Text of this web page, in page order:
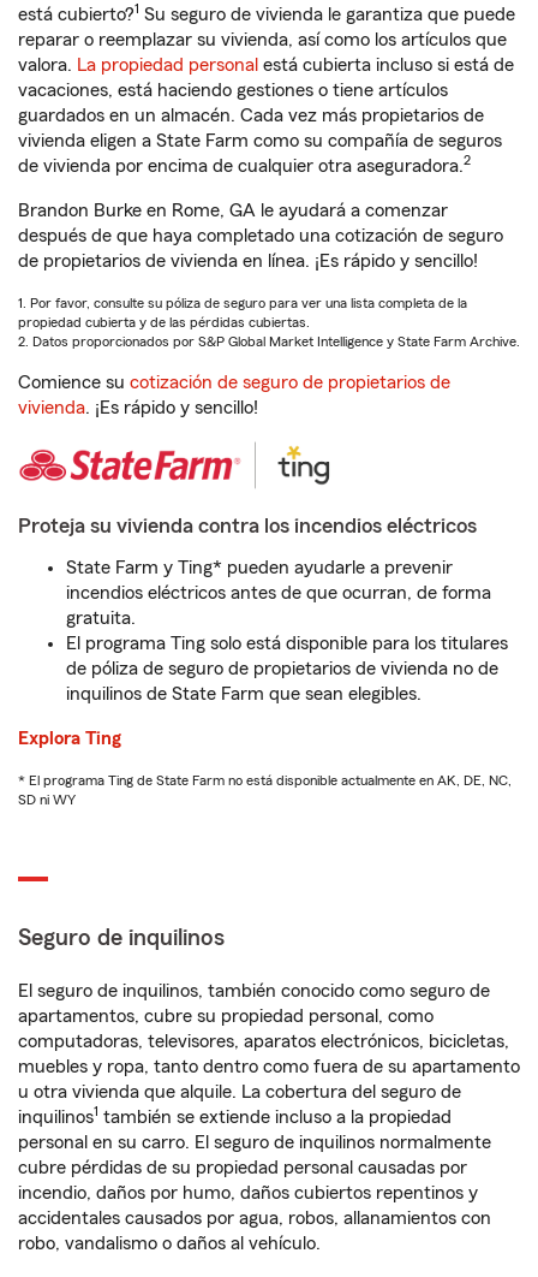
está cubierto?1 Su seguro de vivienda le garantiza que puede
reparar o reemplazar su vivienda, así como los artículos que
valora. La propiedad personal está cubierta incluso si está de
vacaciones, está haciendo gestiones o tiene artículos
guardados en un almacén. Cada vez más propietarios de
vivienda eligen a State Farm como su compañía de seguros
de vivienda por encima de cualquier otra aseguradora.2
Brandon Burke en Rome, GA le ayudará a comenzar
después de que haya completado una cotización de seguro
de propietarios de vivienda en línea. ¡Es rápido y sencillo!
1. Por favor, consulte su póliza de seguro para ver una lista completa de la
propiedad cubierta y de las pérdidas cubiertas.
2. Datos proporcionados por S&P Global Market Intelligence y State Farm Archive.
Comience su cotización de seguro de propietarios de
vivienda. ¡Es rápido y sencillo!
Proteja su vivienda contra los incendios eléctricos
State Farm y Ting* pueden ayudarle a prevenir
incendios eléctricos antes de que ocurran, de forma
gratuita.
El programa Ting solo está disponible para los titulares
de póliza de seguro de propietarios de vivienda no de
inquilinos de State Farm que sean elegibles.
Explora Ting
* El programa Ting de State Farm no está disponible actualmente en AK, DE, NC,
SD ni WY
Seguro de inquilinos
El seguro de inquilinos, también conocido como seguro de
apartamentos, cubre su propiedad personal, como
computadoras, televisores, aparatos electrónicos, bicicletas,
muebles y ropa, tanto dentro como fuera de su apartamento
u otra vivienda que alquile. La cobertura del seguro de
inquilinos1 también se extiende incluso a la propiedad
personal en su carro. El seguro de inquilinos normalmente
cubre pérdidas de su propiedad personal causadas por
incendio, daños por humo, daños cubiertos repentinos y
accidentales causados por agua, robos, allanamientos con
robo, vandalismo o daños al vehículo.